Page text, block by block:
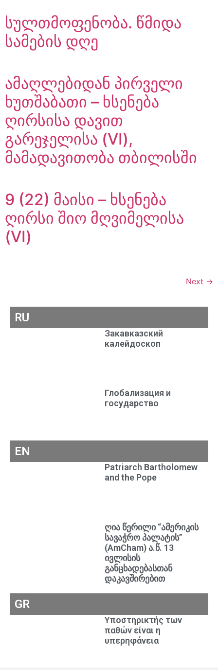
სულთმოფენობა. წმიდა
სამების დღე
ამაღლებიდან პირველი
ხუთშაბათი – ხსენება
ღირსისა დავით
გარეჯელისა (VI),
მამადავითობა თბილისში
9 (22) მაისი – ხსენება
ღირსი შიო მღვიმელისა
(VI)
Next →
RU
Закавказский
калейдоскоп
Глобализация и
государство
EN
Patriarch Bartholomew
and the Pope
ღია წერილი “ამერიკის
სავაჭრო პალატის”
(AmCham) ა.წ. 13
ივლისის
განცხადებასთან
დაკავშირებით
GR
Υποστηρικτής των
παθών είναι η
υπερηφάνεια